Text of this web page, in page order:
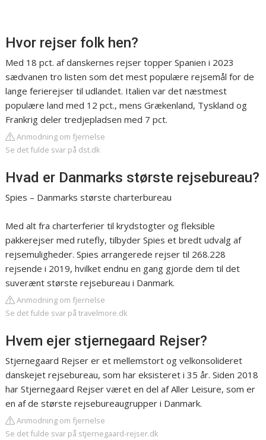
Hvor rejser folk hen?
Med 18 pct. af danskernes rejser topper Spanien i 2023
sædvanen tro listen som det mest populære rejsemål for de
lange ferierejser til udlandet. Italien var det næstmest
populære land med 12 pct., mens Grækenland, Tyskland og
Frankrig deler tredjepladsen med 7 pct.
Anmodning om fjernelse
Se det fulde svar på dst.dk
Hvad er Danmarks største rejsebureau?
Spies – Danmarks største charterbureau
Med alt fra charterferier til krydstogter og fleksible
pakkerejser med rutefly, tilbyder Spies et bredt udvalg af
rejsemuligheder. Spies arrangerede rejser til 268.228
rejsende i 2019, hvilket endnu en gang gjorde dem til det
suverænt største rejsebureau i Danmark.
Anmodning om fjernelse
Se det fulde svar på travelmore.dk
Hvem ejer stjernegaard Rejser?
Stjernegaard Rejser er et mellemstort og velkonsolideret
danskejet rejsebureau, som har eksisteret i 35 år. Siden 2018
har Stjernegaard Rejser været en del af Aller Leisure, som er
en af de største rejsebureaugrupper i Danmark.
Anmodning om fjernelse
Se det fulde svar på stjernegaard-rejser.dk